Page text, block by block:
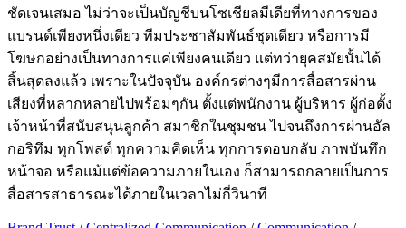
ชัดเจนเสมอ ไม่ว่าจะเป็นบัญชีบนโซเชียลมีเดียที่ทางการของ
แบรนด์เพียงหนึ่งเดียว ทีมประชาสัมพันธ์ชุดเดียว หรือการมี
โฆษกอย่างเป็นทางการแค่เพียงคนเดียว แต่ทว่ายุคสมัยนั้นได้
สิ้นสุดลงแล้ว เพราะในปัจจุบัน องค์กรต่างๆมีการสื่อสารผ่าน
เสียงที่หลากหลายไปพร้อมๆกัน ตั้งแต่พนักงาน ผู้บริหาร ผู้ก่อตั้ง
เจ้าหน้าที่สนับสนุนลูกค้า สมาชิกในชุมชน ไปจนถึงการผ่านอัล
กอริทึม ทุกโพสต์ ทุกความคิดเห็น ทุกการตอบกลับ ภาพบันทึก
หน้าจอ หรือแม้แต่ข้อความภายในเอง ก็สามารถกลายเป็นการ
สื่อสารสาธารณะได้ภายในเวลาไม่กี่วินาที